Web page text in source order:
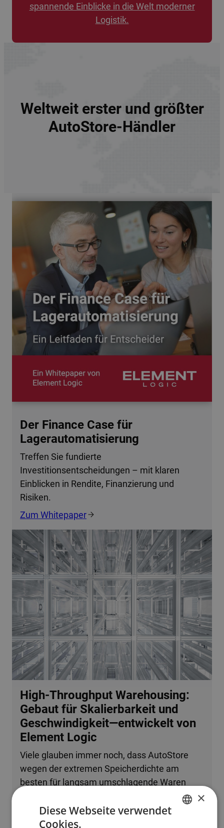
spannende Einblicke in die Welt moderner
Logistik.
Weltweit erster und größter
AutoStore-Händler
Der Finance Case für
Lagerautomatisierung
Treffen Sie fundierte
Investitionsentscheidungen – mit klaren
Einblicken in Rendite, Finanzierung und
Risiken.
Zum Whitepaper
High-Throughput Warehousing:
Gebaut für Skalierbarkeit und
Geschwindigkeit—entwickelt von
Element Logic
Viele glauben immer noch, dass AutoStore
wegen der extremen Speicherdichte am
besten für langsam umschlagende Waren
oder kleine Betriebe geeignet ist. Tatsache ist,
dass das System problemlos mehrere
zehntausend Bestellzeilen pro Stunde
×
Diese Webseite verwendet
Cookies.